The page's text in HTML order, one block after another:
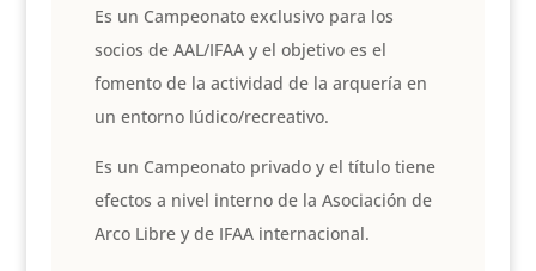
Es un Campeonato exclusivo para los
socios de AAL/IFAA y el objetivo es el
fomento de la actividad de la arquería en
un entorno lúdico/recreativo.
Es un Campeonato privado y el título tiene
efectos a nivel interno de la Asociación de
Arco Libre y de IFAA internacional.